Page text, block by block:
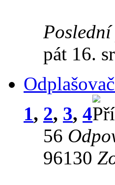
pát 16.
1, 2, 3, 4
56
96130